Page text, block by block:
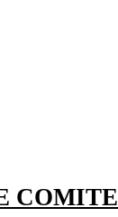
COMITE